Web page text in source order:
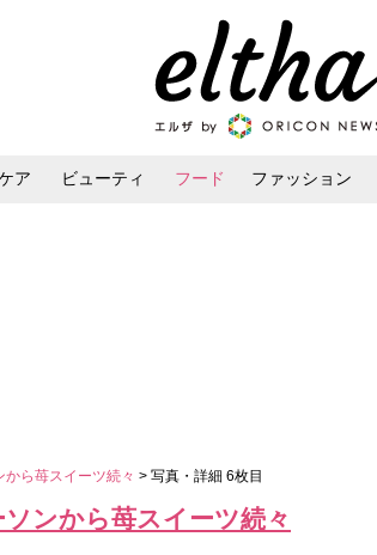
ア ビューティ フード ファッション
ら苺スイーツ続々 > 写真・詳細 6枚目
ンから苺スイーツ続々